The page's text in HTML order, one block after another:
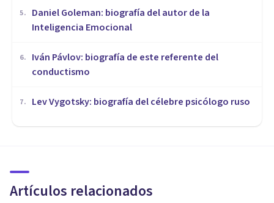
5.
Daniel Goleman: biografía del autor de la
Inteligencia Emocional
6.
Iván Pávlov: biografía de este referente del
conductismo
7. Lev Vygotsky: biografía del célebre psicólogo ruso
Artículos relacionados
esta psicoanalista